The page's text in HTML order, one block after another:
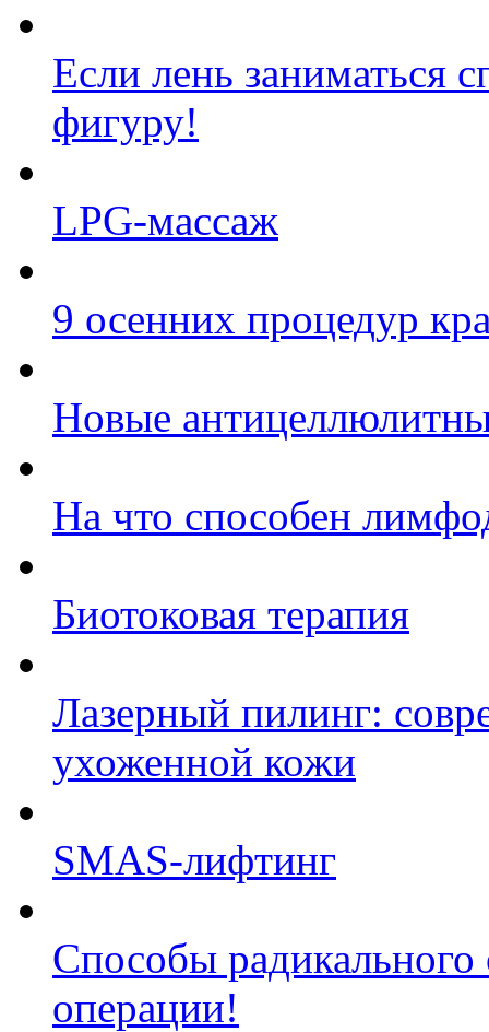
Если лень заниматься
фигуру!
LPG-массаж
9 осенних процедур
Новые
На что способен
Биотоковая терапия
Лазерный пилинг:
ухоженной кожи
SMAS-лифтинг
Способы
операции!